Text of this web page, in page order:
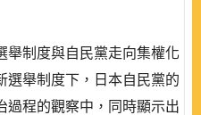
舉制度與自民黨走向集權化
選舉制度下，日本自民黨的
過程的觀察中，同時顯示出